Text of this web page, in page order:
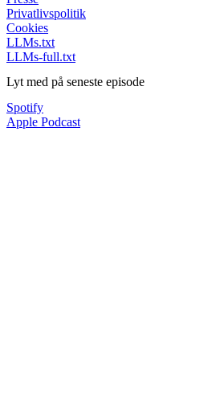
Privatlivspolitik
Cookies
LLMs.txt
LLMs-full.txt
Lyt med på seneste episode
Spotify
Apple Podcast